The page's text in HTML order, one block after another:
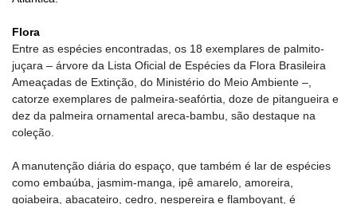
Flora
Entre as espécies encontradas, os 18 exemplares de palmito-
juçara – árvore da Lista Oficial de Espécies da Flora Brasileira
Ameaçadas de Extinção, do Ministério do Meio Ambiente –,
catorze exemplares de palmeira-seafórtia, doze de pitangueira e
dez da palmeira ornamental areca-bambu, são destaque na
coleção.
A manutenção diária do espaço, que também é lar de espécies
como embaúba, jasmim-manga, ipê amarelo, amoreira,
goiabeira, abacateiro, cedro, nespereira e flamboyant, é